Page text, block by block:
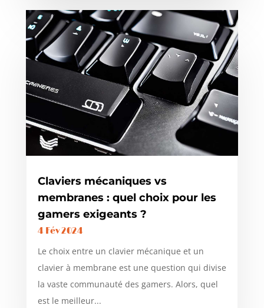
Claviers mécaniques vs
membranes : quel choix pour les
gamers exigeants ?
4 Fév 2024
Le choix entre un clavier mécanique et un
clavier à membrane est une question qui divise
la vaste communauté des gamers. Alors, quel
est le meilleur...